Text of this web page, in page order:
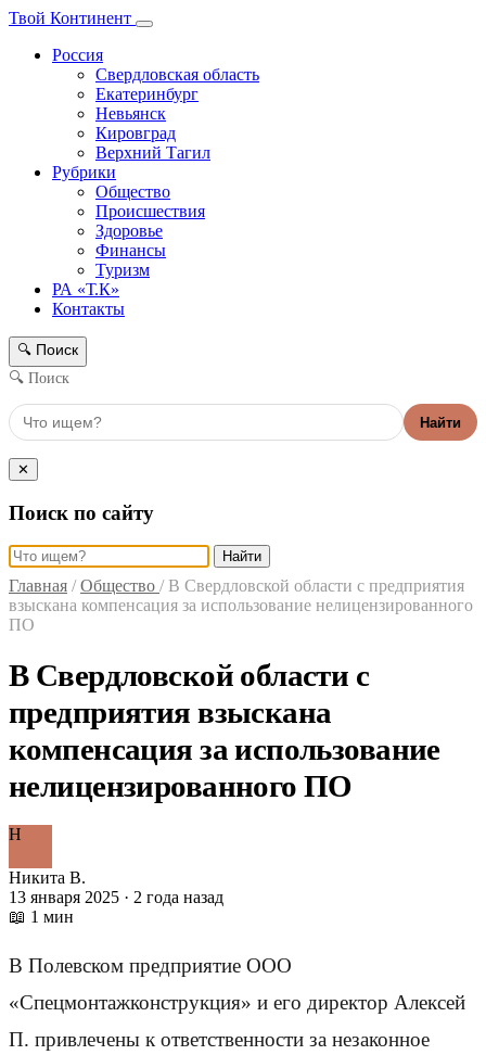
Твой Континент
Россия
Свердловская область
Екатеринбург
Невьянск
Кировград
Верхний Тагил
Рубрики
Общество
Происшествия
Здоровье
Финансы
Туризм
РА «Т.К»
Контакты
🔍 Поиск
🔍 Поиск
Найти
✕
Поиск по сайту
Найти
Главная / Общество / В Свердловской области с предприятия
взыскана компенсация за использование нелицензированного
ПО
В Свердловской области с
предприятия взыскана
компенсация за использование
нелицензированного ПО
Н
Никита В.
13 января 2025 · 2 года назад
📖 1 мин
В Полевском предприятие ООО
«Спецмонтажконструкция» и его директор Алексей
П. привлечены к ответственности за незаконное